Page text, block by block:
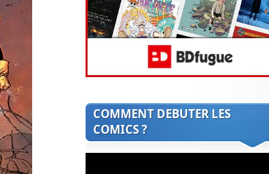
COMMENT DEBUTER LES
COMICS ?